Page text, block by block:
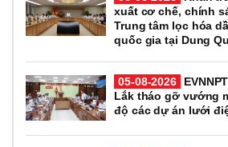
xuất cơ chế, chính
Trung tâm lọc hóa
quốc gia tại Dung
05-08-2026
Lắk tháo gỡ vướng
độ các dự án lưới